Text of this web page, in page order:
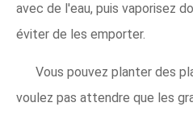
avec de l'eau, puis vaporisez
éviter de les emporter.
Vous pouvez planter des
voulez pas attendre que les